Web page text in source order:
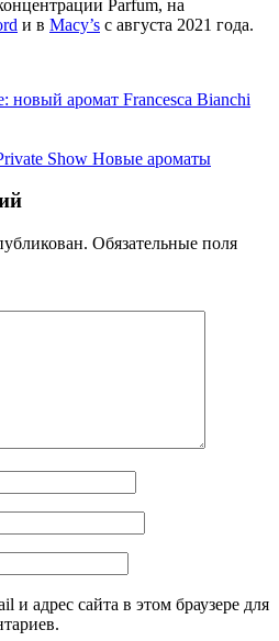
Parfum, на
и в Macy’s с августа 2021 года.
новый аромат Francesca Bianchi
Show Новые ароматы
Обязательные поля
и адрес сайта в этом браузере для